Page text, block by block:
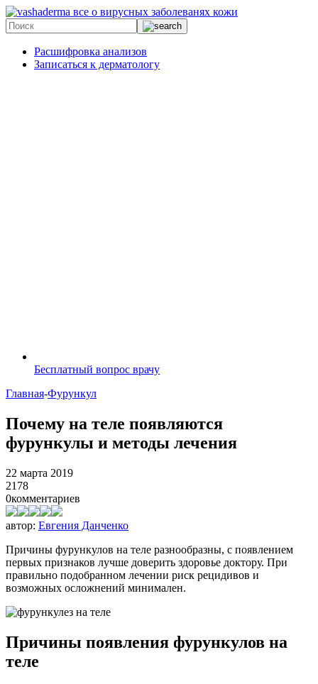
все о вирусных заболеванях кожи
Расшифровка анализов
Записаться к дерматологу
Бесплатный вопрос врачу
Главная-Фурункул
Почему на теле появляются
фурункулы и методы лечения
22 марта 2019
2178
0комментариев
автор: Евгения Данченко
Причины фурункулов на теле разнообразны, с появлением
первых признаков лучше доверить здоровье доктору. При
правильно подобранном лечении риск рецидивов и
возможных осложнений минимален.
Причины появления фурункулов на
теле